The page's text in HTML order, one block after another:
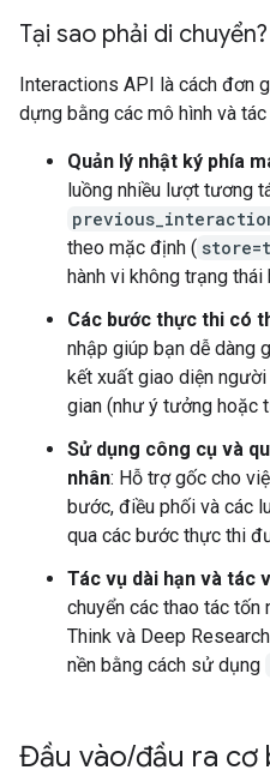
Tại sao phải di chuyển?
Interactions API là cách đơn
dựng bằng các mô hình và tác
Quản lý nhật ký phía
luồng nhiều lượt tương
theo mặc định (
hành vi không trạng
Các bước thực thi có
nhập giúp bạn dễ dàng
kết xuất giao diện
gian (như ý tưởng hoặc
Sử dụng công cụ và
nhân: Hỗ trợ gốc cho
bước, điều phối và các
qua các bước thực thi
Tác vụ dài hạn và tác
chuyển các thao tác tốn
Think và Deep
nền bằng cách sử dụng
Đầu vào/đầu ra cơ